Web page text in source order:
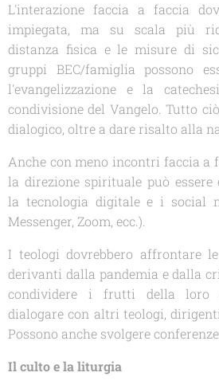
L'interazione faccia a faccia
impiegata, ma su scala più
distanza fisica e le misure di
gruppi BEC/famiglia possono
l'evangelizzazione e la
condivisione del Vangelo. Tutto
dialogico, oltre a dare risalto alla
Anche con meno incontri faccia a
la direzione spirituale può
la tecnologia digitale e i social
Messenger, Zoom, ecc.).
I teologi dovrebbero affrontare
derivanti dalla pandemia e dalla
condividere i frutti della loro
dialogare con altri teologi,
Possono anche svolgere
Il culto e la liturgia